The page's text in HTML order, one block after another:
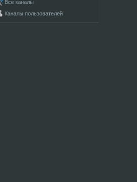
Все каналы
Каналы пользователей